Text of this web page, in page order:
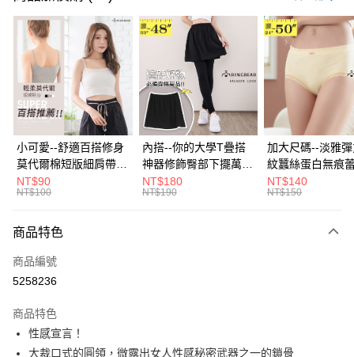
超商取貨付款
LINE Pay
Apple Pay
街口支付
悠遊付
Google Pay
全盈+PAY
大哥付你分期
【大哥付你分期使用說明】
1.本服務由台灣大哥大提供，台灣大哥大用戶可立即使用無須另外申請。
流程，驗證手機門號後，選擇欲分期的期數、繳款截止日，確認付款後即完
成交易。
3.實際核准額度、可分期數及費用金額請依後續交易確認頁面所載為準。
4.訂單成立30分鐘內，如未前往確認交易或遇審核未通過，訂單將自動取
AFTEE先享後付
【關於「AFTEE先享後付」】
AFTEE先享後付是「在收到商品之後才付款」的支付方式。 讓您購物簡單
便利好安心！
ATM付款
小可愛--舒適百搭修身
莫代爾棉短版細肩帶素
色背心(白.黑.灰L-2L)-
U582眼圈熊中大尺碼
NT$90
NT$100
內搭--你的大學T疊搭
神器修飾臀部下擺萬用
內搭裙/遮臀裙(黑2L-
6L)-Q155眼圈熊中大
NT$180
NT$190
加大尺碼--淡雅
紋蠶絲蛋白無痕
角內褲(白.粉.藍.
3L)-L28眼圈熊中
NT$140
NT$150
商品特色
商品編號
5258236
商品特色
性感宣言！
大裁口式的圓領，微露出女人性感秘密武器之一的鎖骨